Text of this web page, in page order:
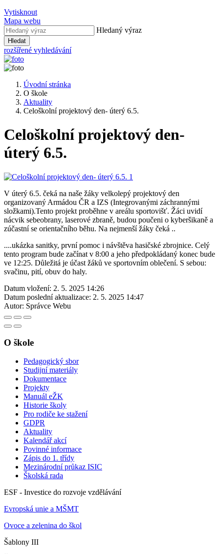
Vytisknout
Mapa webu
Hledaný výraz
Hledat
rozšířené vyhledávání
Úvodní stránka
O škole
Aktuality
Celoškolní projektový den- úterý 6.5.
Celoškolní projektový den-
úterý 6.5.
V úterý 6.5. čeká na naše žáky velkolepý projektový den
organizovaný Armádou ČR a IZS (Integrovanými záchrannými
složkami).Tento projekt proběhne v areálu sportovišť. Žáci uvidí
nácvik sebeobrany, laserové zbraně, budou poučeni o kyberšikaně a
zúčastní se orientačního běhu. Na nejmenší žáky čeká ..
....ukázka sanitky, první pomoc i návštěva hasičské zbrojnice. Celý
tento program bude začínat v 8:00 a jeho předpokládaný konec bude
ve 12:25. Důležitá je účast žáků ve sportovním oblečení. S sebou:
svačinu, pití, obuv do haly.
Datum vložení: 2. 5. 2025 14:26
Datum poslední aktualizace: 2. 5. 2025 14:47
Autor: Správce Webu
O škole
Pedagogický sbor
Studijní materiály
Dokumentace
Projekty
Manuál eŽK
Historie školy
Pro rodiče ke stažení
GDPR
Aktuality
Kalendář akcí
Povinné informace
Zápis do 1. třídy
Mezinárodní průkaz ISIC
Školská rada
ESF - Investice do rozvoje vzdělávání
Evropská unie a MŠMT
Ovoce a zelenina do škol
Šablony III